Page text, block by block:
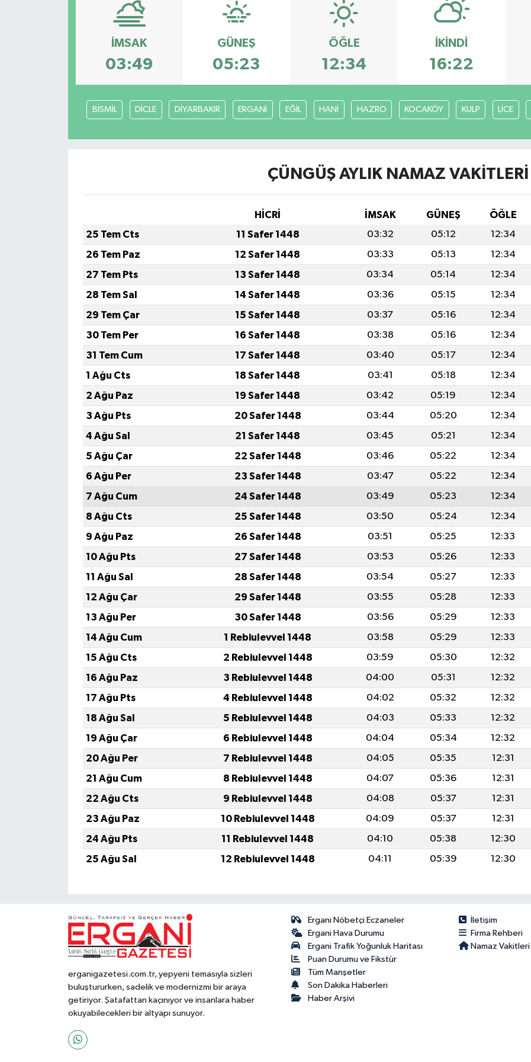
İMSAK
03:49
GÜNEŞ
05:23
ÖĞLE
12:34
İKINDI
16:22
BİSMİL DİCLE DİYARBAKIR ERGANİ EĞİL HANİ HAZRO KOCAKÖY KULP LİCE
ÇÜNGÜŞ AYLIK NAMAZ VAKITLERI
HİCRİ İMSAK GÜNEŞ ÖĞLE
25 Tem Cts
11 Safer 1448 03:32 05:12 12:34
26 Tem Paz
12 Safer 1448 03:33 05:13 12:34
27 Tem Pts
13 Safer 1448 03:34 05:14 12:34
28 Tem Sal
14 Safer 1448 03:36 05:15 12:34
29 Tem Çar
15 Safer 1448 03:37 05:16 12:34
30 Tem Per
16 Safer 1448 03:38 05:16 12:34
31 Tem Cum
17 Safer 1448 03:40 05:17 12:34
1 Ağu Cts
18 Safer 1448 03:41 05:18 12:34
2 Ağu Paz
19 Safer 1448 03:42 05:19 12:34
3 Ağu Pts
20 Safer 1448 03:44 05:20 12:34
4 Ağu Sal
21 Safer 1448 03:45 05:21 12:34
5 Ağu Çar
22 Safer 1448 03:46 05:22 12:34
6 Ağu Per
23 Safer 1448 03:47 05:22 12:34
7 Ağu Cum
24 Safer 1448 03:49 05:23 12:34
8 Ağu Cts
25 Safer 1448 03:50 05:24 12:34
9 Ağu Paz
26 Safer 1448 03:51 05:25 12:33
10 Ağu Pts
27 Safer 1448 03:53 05:26 12:33
11 Ağu Sal
28 Safer 1448 03:54 05:27 12:33
12 Ağu Çar
29 Safer 1448 03:55 05:28 12:33
13 Ağu Per
30 Safer 1448 03:56 05:29 12:33
14 Ağu Cum
1 Rebiulevvel 1448 03:58 05:29 12:33
15 Ağu Cts
2 Rebiulevvel 1448 03:59 05:30 12:32
16 Ağu Paz
3 Rebiulevvel 1448 04:00 05:31 12:32
17 Ağu Pts
4 Rebiulevvel 1448 04:02 05:32 12:32
18 Ağu Sal
5 Rebiulevvel 1448 04:03 05:33 12:32
19 Ağu Çar
6 Rebiulevvel 1448 04:04 05:34 12:32
20 Ağu Per
7 Rebiulevvel 1448 04:05 05:35 12:31
21 Ağu Cum
8 Rebiulevvel 1448 04:07 05:36 12:31
22 Ağu Cts
9 Rebiulevvel 1448 04:08 05:37 12:31
23 Ağu Paz
10 Rebiulevvel 1448 04:09 05:37 12:31
24 Ağu Pts
11 Rebiulevvel 1448 04:10 05:38 12:30
25 Ağu Sal
12 Rebiulevvel 1448 04:11 05:39 12:30
erganigazetesi.com.tr, yepyeni temasıyla sizleri
buluştururken, sadelik ve modernizmi bir araya
getiriyor. Şatafattan kaçınıyor ve insanlara haber
okuyabilecekleri bir altyapı sunuyor.
Ergani Nöbetçi Eczaneler
Ergani Hava Durumu
Ergani Trafik Yoğunluk Haritası
Puan Durumu ve Fikstür
Tüm Manşetler
Son Dakika Haberleri
Haber Arşivi
İletişim
Firma Rehberi
Namaz Vakitleri